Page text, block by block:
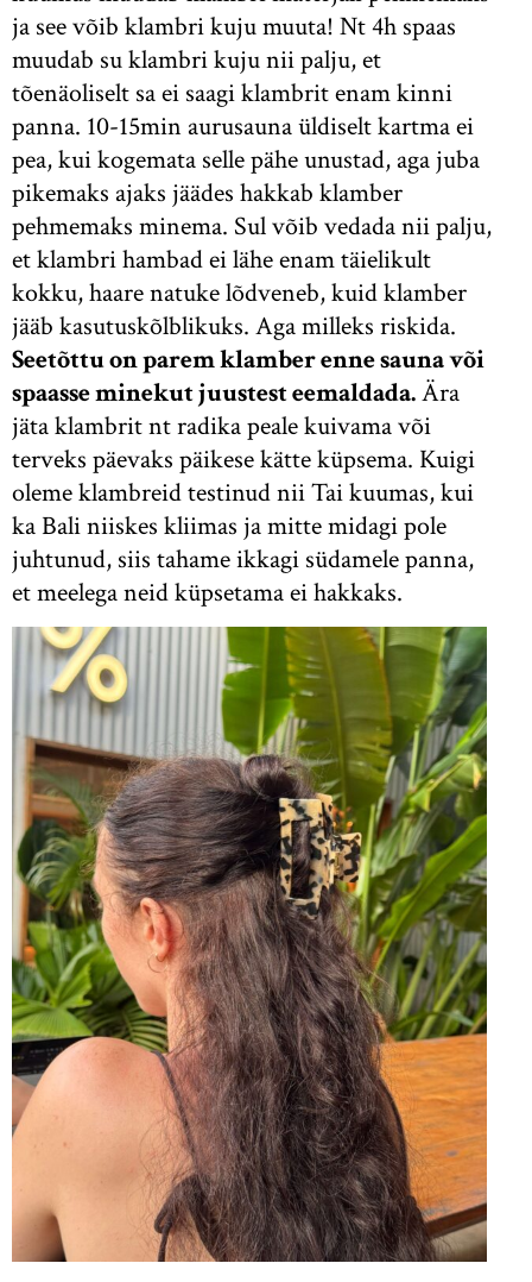
ja see võib klambri kuju muuta! Nt 4h spaas
muudab su klambri kuju nii palju, et
tõenäoliselt sa ei saagi klambrit enam kinni
panna. 10-15min aurusauna üldiselt kartma ei
pea, kui kogemata selle pähe unustad, aga juba
pikemaks ajaks jäädes hakkab klamber
pehmemaks minema. Sul võib vedada nii palju,
et klambri hambad ei lähe enam täielikult
kokku, haare natuke lõdveneb, kuid klamber
jääb kasutuskõlblikuks. Aga milleks riskida.
Seetõttu on parem klamber enne sauna või
spaasse minekut juustest eemaldada.Ära
jäta klambrit nt radika peale kuivama või
terveks päevaks päikese kätte küpsema. Kuigi
oleme klambreid testinud nii Tai kuumas, kui
ka Bali niiskes kliimas ja mitte midagi pole
juhtunud, siis tahame ikkagi südamele panna,
et meelega neid küpsetama ei hakkaks.